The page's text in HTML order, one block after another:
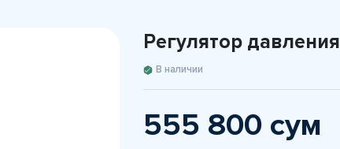
Регулятор
В наличии
555 800 сум